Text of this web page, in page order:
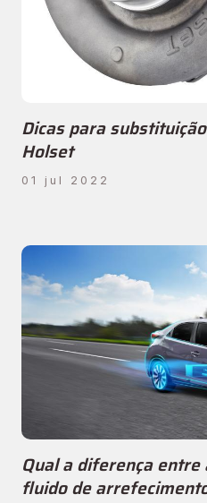
Dicas para
Holset
01 jul 2022
Qual a diferença
fluido de